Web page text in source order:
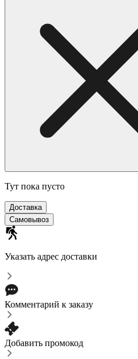
Тут пока пусто
Доставка
Самовывоз
Указать адрес доставки
Комментарий к заказу
Добавить промокод